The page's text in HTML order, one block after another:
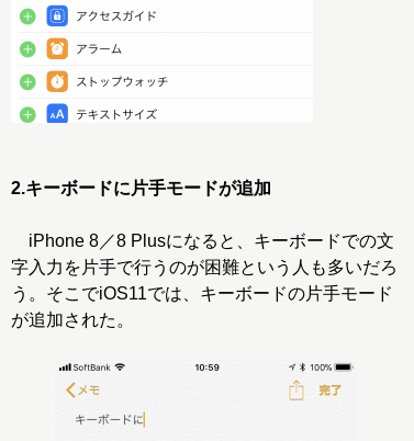
2.キーボードに片手モードが追加
iPhone 8／8 Plusになると、キーボードでの文
字入力を片手で行うのが困難という人も多いだろ
う。そこでiOS11では、キーボードの片手モード
が追加された。